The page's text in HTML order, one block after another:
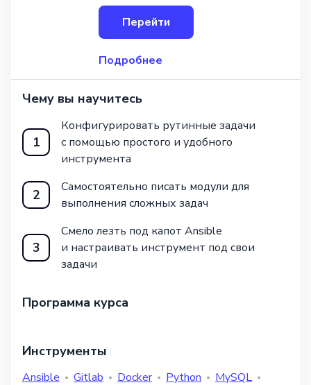
используя современные практики
DevOps. По
Перейти
Подробнее
Чему вы научитесь
1
Конфигурировать рутинные задачи
с помощью простого и удобного
инструмента
2
Самостоятельно писать модули для
выполнения сложных задач
3
Смело лезть под капот Ansible
и настраивать инструмент под свои
задачи
Программа курса
Инструменты
Ansible Gitlab Docker Python MySQL